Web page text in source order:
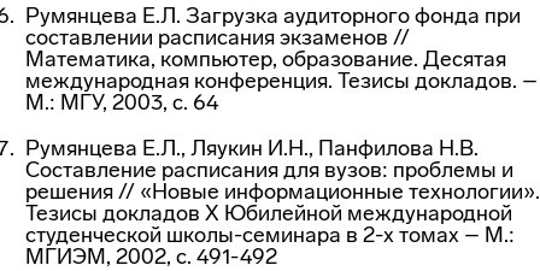
Румянцева Е.Л. Загрузка аудиторного фонда при
составлении расписания экзаменов //
Математика, компьютер, образование. Десятая
международная конференция. Тезисы докладов. –
М.: МГУ, 2003, с. 64
Румянцева Е.Л., Ляукин И.Н., Панфилова Н.В.
Составление расписания для вузов: проблемы и
решения // «Новые информационные технологии».
Тезисы докладов Х Юбилейной международной
студенческой школы-семинара в 2-х томах – М.:
МГИЭМ, 2002, с. 491-492